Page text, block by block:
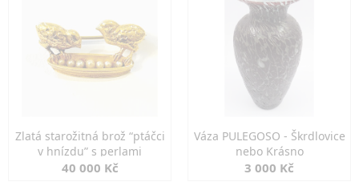
Zlatá starožitná brož “ptáčci
v hnízdu” s perlami
40 000 Kč
Váza PULEGOSO - Škrdlovice
nebo Krásno
3 000 Kč